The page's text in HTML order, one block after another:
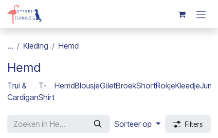
Overslaan naar inhoud
... Kleding Hemd
Hemd
Trui &
Cardigan
T-
Shirt
HemdBlousjeGiletBroekShortRokjeKleedje
Sorteer op Filters